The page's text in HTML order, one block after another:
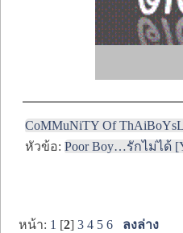
CoMMuNiTY Of
หัวข้อ:Poor Boy…รักไม่ได้
หน้า: 1 [2]3 4 5 6 ลงล่าง